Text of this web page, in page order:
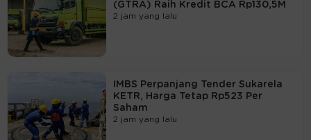
(GTRA) Raih Kredit BCA Rp130,5M
2 jam yang lalu
IMBS Perpanjang Tender Sukarela
KETR, Harga Tetap Rp523 Per
Saham
2 jam yang lalu